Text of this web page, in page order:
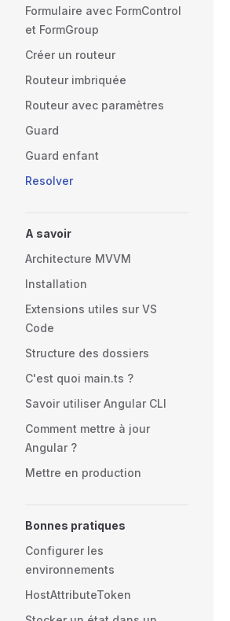
Formulaire avec FormControl
et FormGroup
Créer un routeur
Routeur imbriquée
Routeur avec paramètres
Guard
Guard enfant
Resolver
A savoir
Architecture MVVM
Installation
Extensions utiles sur VS
Code
Structure des dossiers
C'est quoi main.ts ?
Savoir utiliser Angular CLI
Comment mettre à jour
Angular ?
Mettre en production
Bonnes pratiques
Configurer les
environnements
HostAttributeToken